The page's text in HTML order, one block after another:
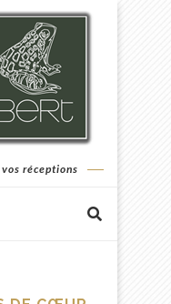
réceptions